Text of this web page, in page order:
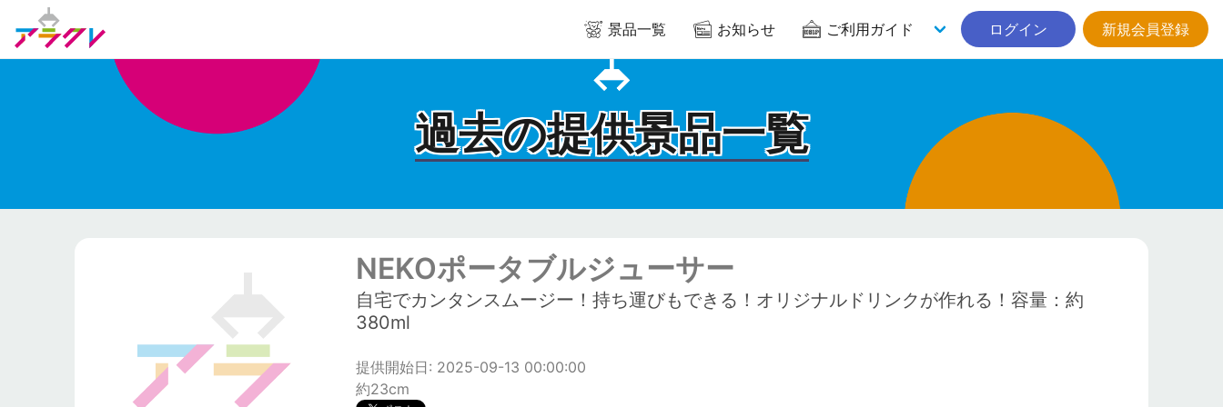
景品一覧 お知らせ ご利用ガイド ログイン 新規会員登録
過去の提供景品一覧
NEKOポータブルジューサー
自宅でカンタンスムージー！持ち運びもできる！オリジナルドリンクが作れる！容量：約
380ml
提供開始日: 2025-09-13 00:00:00
約23cm